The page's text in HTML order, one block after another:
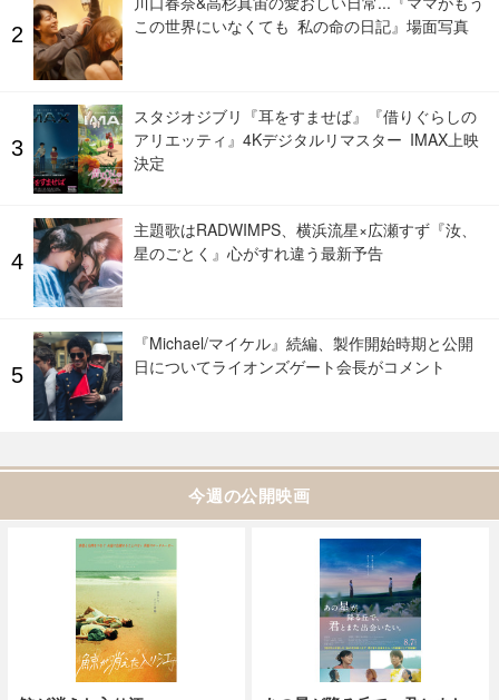
この世界にいなくても 私の命の日記』場面写真
スタジオジブリ『耳をすませば』『借りぐらしの
アリエッティ』4Kデジタルリマスター IMAX上映
決定
主題歌はRADWIMPS、横浜流星×広瀬すず『汝、
星のごとく』心がすれ違う最新予告
『Michael/マイケル』続編、製作開始時期と公開
日についてライオンズゲート会長がコメント
今週の公開映画